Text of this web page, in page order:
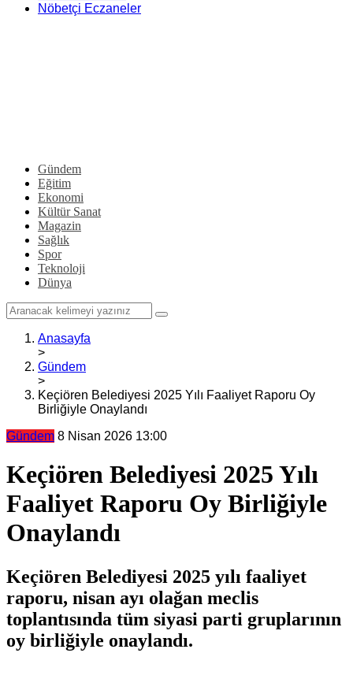
Nöbetçi Eczaneler
Gündem
Eğitim
Ekonomi
Kültür Sanat
Magazin
Sağlık
Spor
Teknoloji
Dünya
Anasayfa
>
Gündem
>
Keçiören Belediyesi 2025 Yılı Faaliyet Raporu Oy
Birliğiyle Onaylandı
Gündem 8 Nisan 2026 13:00
Keçiören Belediyesi 2025 Yılı
Faaliyet Raporu Oy Birliğiyle
Onaylandı
Keçiören Belediyesi 2025 yılı faaliyet
raporu, nisan ayı olağan meclis
toplantısında tüm siyasi parti gruplarının
oy birliğiyle onaylandı.